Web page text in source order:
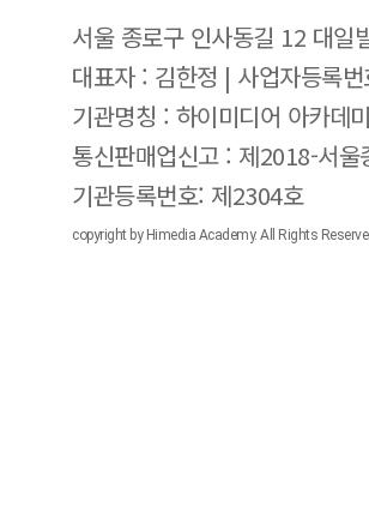
서울 종로구 인사동길 12 대일
대표자 : 김한정 | 사업자등록
기관명칭 : 하이미디어 아카데미
통신판매업신고 : 제2018-서
기관등록번호: 제2304호
copyright by Himedia Academy. All Rights